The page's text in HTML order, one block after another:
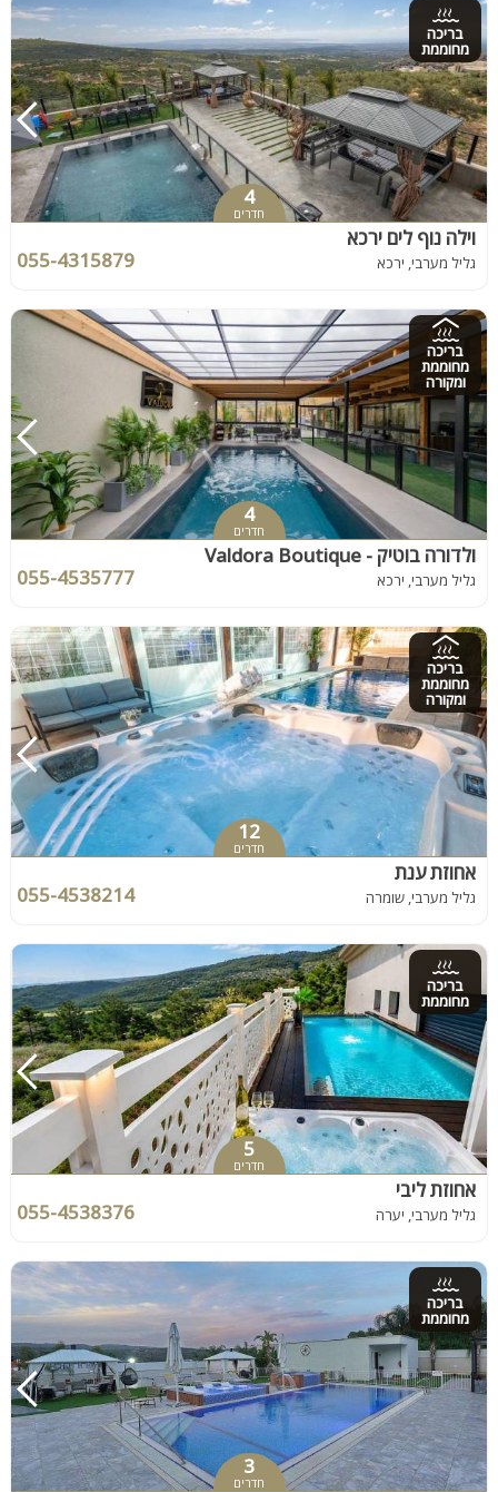
בריכה
מחוממת
4
חדרים
וילה נוף לים ירכא
גליל מערבי, ירכא 055-4315879
בריכה
מחוממת
ומקורה
4
חדרים
ולדורה בוטיק - Valdora Boutique
גליל מערבי, ירכא 055-4535777
בריכה
מחוממת
ומקורה
12
חדרים
אחוזת ענת
גליל מערבי, שומרה 055-4538214
בריכה
מחוממת
5
חדרים
אחוזת ליבי
גליל מערבי, יערה 055-4538376
בריכה
מחוממת
3
חדרים